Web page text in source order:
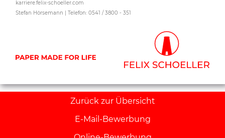
karriere.felix-schoeller.com
Stefan Hörsemann | Telefon: 0541 / 3800 - 351
Zurück zur Übersicht
E-Mail-Bewerbung